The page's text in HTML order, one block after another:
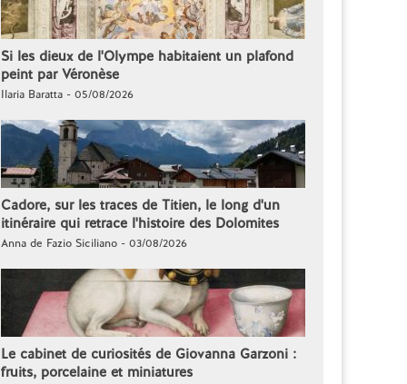
Si les dieux de l'Olympe habitaient un plafond
peint par Véronèse
Ilaria Baratta - 05/08/2026
Cadore, sur les traces de Titien, le long d'un
itinéraire qui retrace l'histoire des Dolomites
Anna de Fazio Siciliano - 03/08/2026
Le cabinet de curiosités de Giovanna Garzoni :
fruits, porcelaine et miniatures